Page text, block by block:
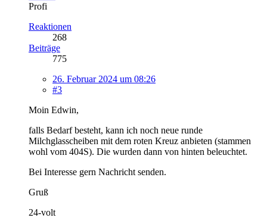
Profi
Reaktionen
268
Beiträge
775
26. Februar 2024 um 08:26
#3
Moin Edwin,
falls Bedarf besteht, kann ich noch neue runde
Milchglasscheiben mit dem roten Kreuz anbieten (stammen
wohl vom 404S). Die wurden dann von hinten beleuchtet.
Bei Interesse gern Nachricht senden.
Gruß
24-volt